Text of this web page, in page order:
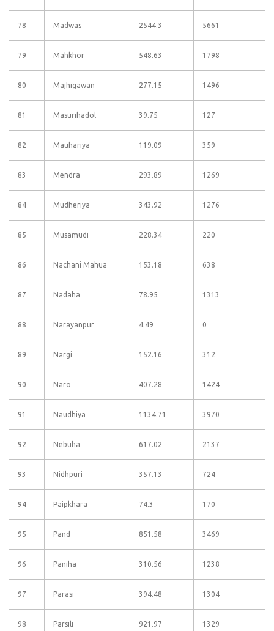
78 Madwas 2544.3 5661
79 Mahkhor 548.63 1798
80 Majhigawan 277.15 1496
81 Masurihadol 39.75 127
82 Mauhariya 119.09 359
83 Mendra 293.89 1269
84 Mudheriya 343.92 1276
85 Musamudi 228.34 220
86 Nachani Mahua 153.18 638
87 Nadaha 78.95 1313
88 Narayanpur 4.49 0
89 Nargi 152.16 312
90 Naro 407.28 1424
91 Naudhiya 1134.71 3970
92 Nebuha 617.02 2137
93 Nidhpuri 357.13 724
94 Paipkhara 74.3 170
95 Pand 851.58 3469
96 Paniha 310.56 1238
97 Parasi 394.48 1304
98 Parsili 921.97 1329